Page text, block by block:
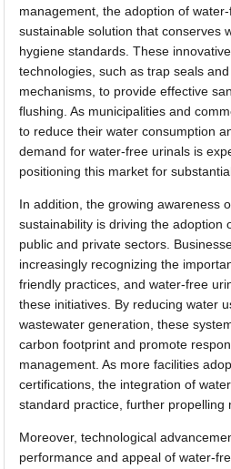
management, the adoption of
sustainable solution that conserves
hygiene standards. These
technologies, such as trap seals
mechanisms, to provide effective
flushing. As municipalities and
to reduce their water consumption
demand for water-free urinals is
positioning this market for
In addition, the growing awareness
sustainability is driving the adoption
public and private sectors.
increasingly recognizing the
friendly practices, and water-free
these initiatives. By reducing water
wastewater generation, these
carbon footprint and promote
management. As more facilities
certifications, the integration of
standard practice, further propelling
Moreover, technological
performance and appeal of water-